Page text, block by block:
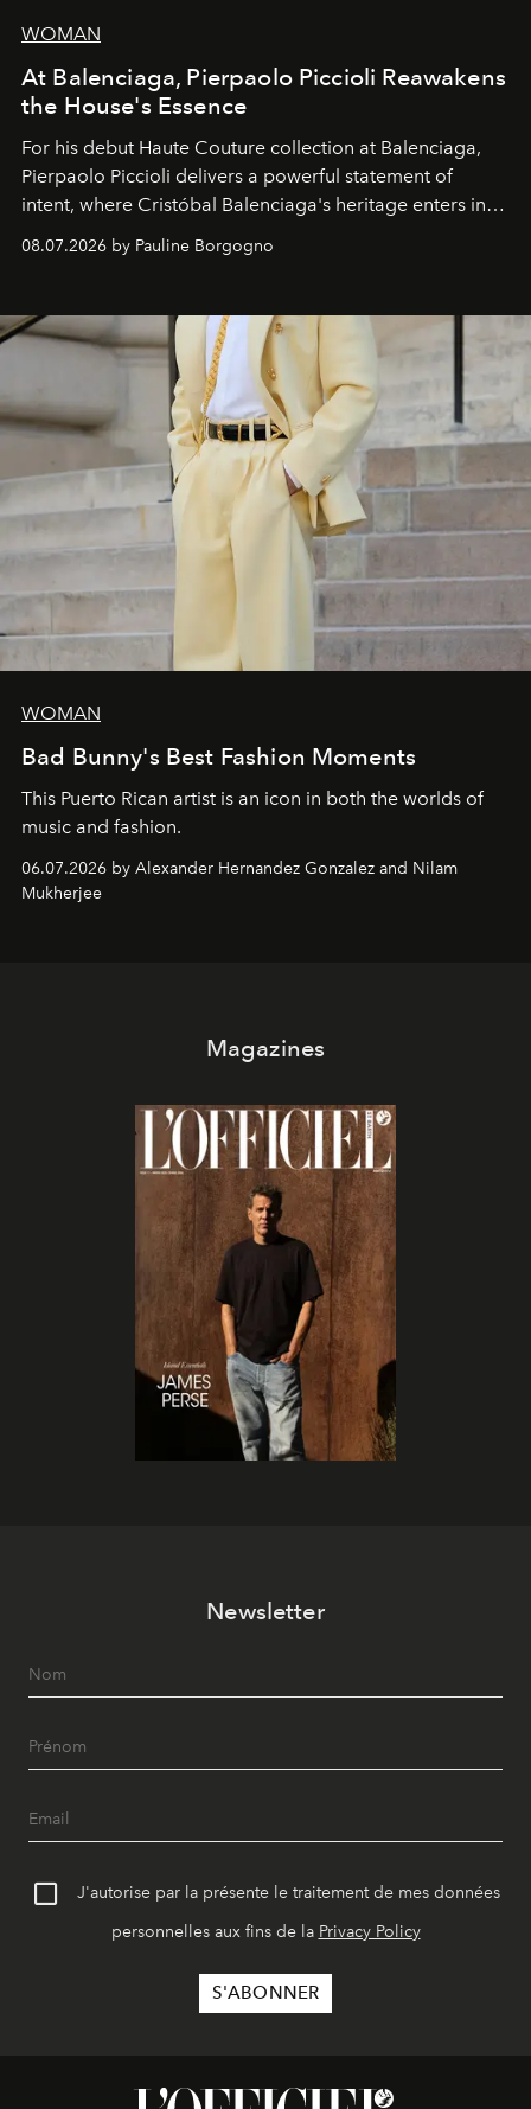
WOMAN
At Balenciaga, Pierpaolo Piccioli Reawakens
the House's Essence
For his debut Haute Couture collection at Balenciaga,
Pierpaolo Piccioli delivers a powerful statement of
intent, where Cristóbal Balenciaga's heritage enters into
dialogue with a deeply contemporary vision of fashion
and creation.
08.07.2026 by Pauline Borgogno
WOMAN
Bad Bunny's Best Fashion Moments
This Puerto Rican artist is an icon in both the worlds of
music and fashion.
06.07.2026 by Alexander Hernandez Gonzalez and Nilam
Mukherjee
Magazines
Newsletter
J'autorise par la présente le traitement de mes données
personnelles aux fins de la Privacy Policy